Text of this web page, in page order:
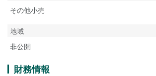
その他小売
地域
非公開
財務情報